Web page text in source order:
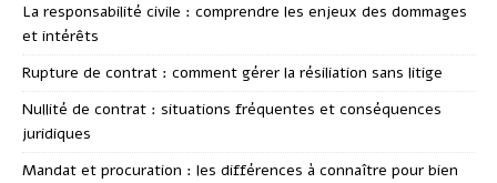
La responsabilité civile : comprendre les enjeux des dommages
et intérêts
Rupture de contrat : comment gérer la résiliation sans litige
Nullité de contrat : situations fréquentes et conséquences
juridiques
Mandat et procuration : les différences à connaître pour bien